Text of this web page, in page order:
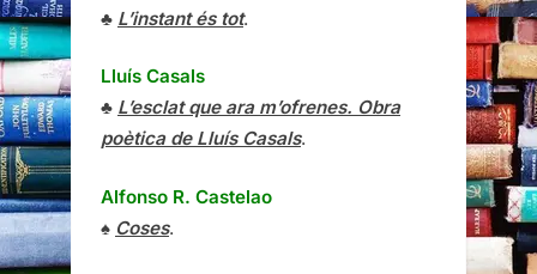
♣ L’instant és tot.
Lluís Casals
♣ L’esclat que ara m’ofrenes. Obra
poètica de Lluís Casals.
Alfonso R. Castelao
♠ Coses.